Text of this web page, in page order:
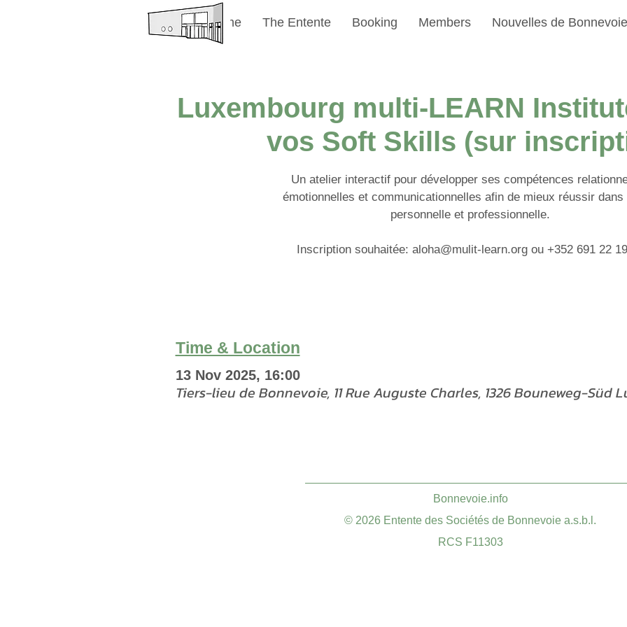
Welcome The Entente Booking Members Nouvelles de Bonnevoie
Luxembourg multi-LEARN
vos Soft Skills (sur
Un atelier interactif pour développer ses compétences
émotionnelles et communicationnelles afin de mieux réussir dans
personnelle et professionnelle.
Inscription souhaitée: aloha@mulit-learn.org ou +352 691 22
Time & Location
13 Nov 2025, 16:00
Tiers-lieu de Bonnevoie, 11 Rue Auguste Charles, 1326 Bouneweg-Süd
​Bonnevoie.info
© 2026 Entente des Sociétés de Bonnevoie a.s.b.l.
RCS F11303